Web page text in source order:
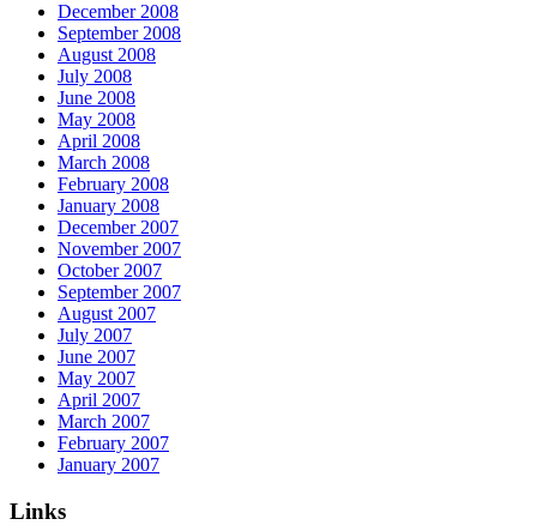
December 2008
September 2008
August 2008
July 2008
June 2008
May 2008
April 2008
March 2008
February 2008
January 2008
December 2007
November 2007
October 2007
September 2007
August 2007
July 2007
June 2007
May 2007
April 2007
March 2007
February 2007
January 2007
Links